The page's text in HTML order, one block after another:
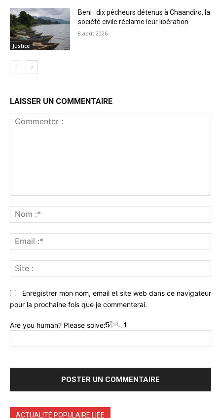
Justice
Beni : dix pêcheurs détenus à Chaandiro, la
société civile réclame leur libération
8 août 2026
LAISSER UN COMMENTAIRE
:*
:*
:
Enregistrer mon nom, email et site web dans ce navigateur
pour la prochaine fois que je commenterai.
Are you human? Please solve:
ACTUALITÉ POPULAIRE LIÉE